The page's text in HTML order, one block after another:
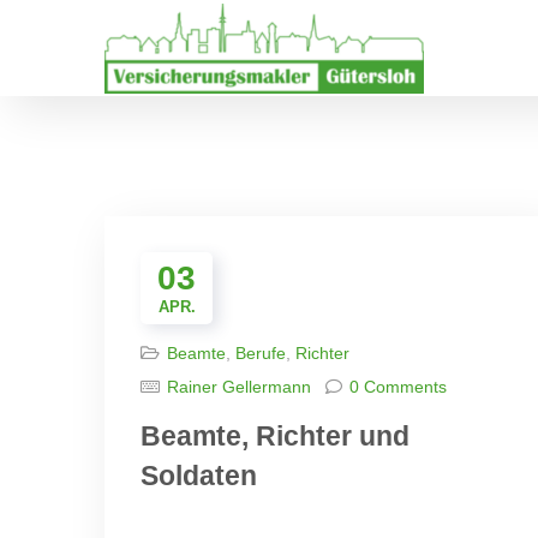
03
APR.
Beamte, Berufe, Richter
Rainer Gellermann
0 Comments
Beamte, Richter und
Soldaten